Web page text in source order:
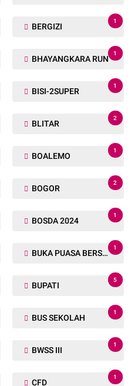
BERGIZI
1
BHAYANGKARA RUN
1
BISI-2SUPER
1
BLITAR
2
BOALEMO
1
BOGOR
2
BOSDA 2024
1
BUKA PUASA BERSAMA
1
BUPATI
5
BUS SEKOLAH
1
BWSS III
1
CFD
1